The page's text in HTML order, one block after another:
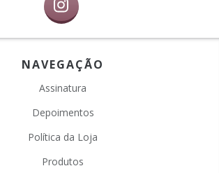
NAVEGAÇÃO
Assinatura
Depoimentos
Política da Loja
Produtos